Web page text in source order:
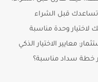
تساعدك قبل الشراء
وحدة مناسبة
معايير الاختيار الذكي
خطة سداد مناسبة؟